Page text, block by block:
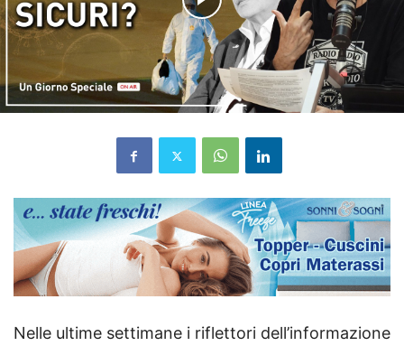
Nelle ultime settimane i riflettori dell’informazione